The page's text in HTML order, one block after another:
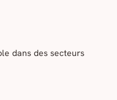
dans des secteurs